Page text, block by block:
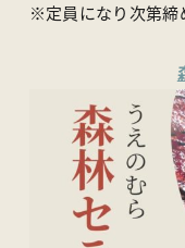
※定員になり次第締